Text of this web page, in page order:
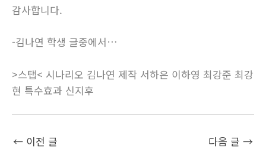
감사합니다.
-김나연 학생 글중에서…
>스탭< 시나리오 김나연 제작 서하은 이하영 최강준 최강
현 특수효과 신지후
← 이전 글 다음 글 →